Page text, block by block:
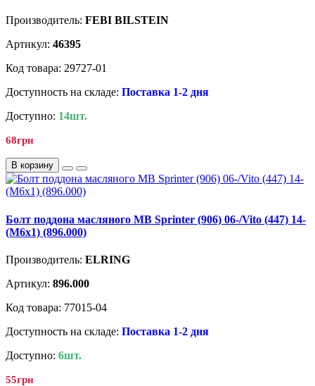
Производитель: FEBI BILSTEIN
Артикул: 46395
Код товара: 29727-01
Доступность на складе: Поставка 1-2 дня
Доступно: 14шт.
68грн
В корзину
Болт поддона масляного MB Sprinter (906) 06-/Vito (447) 14-
(M6x1) (896.000)
Производитель: ELRING
Артикул: 896.000
Код товара: 77015-04
Доступность на складе: Поставка 1-2 дня
Доступно: 6шт.
55грн